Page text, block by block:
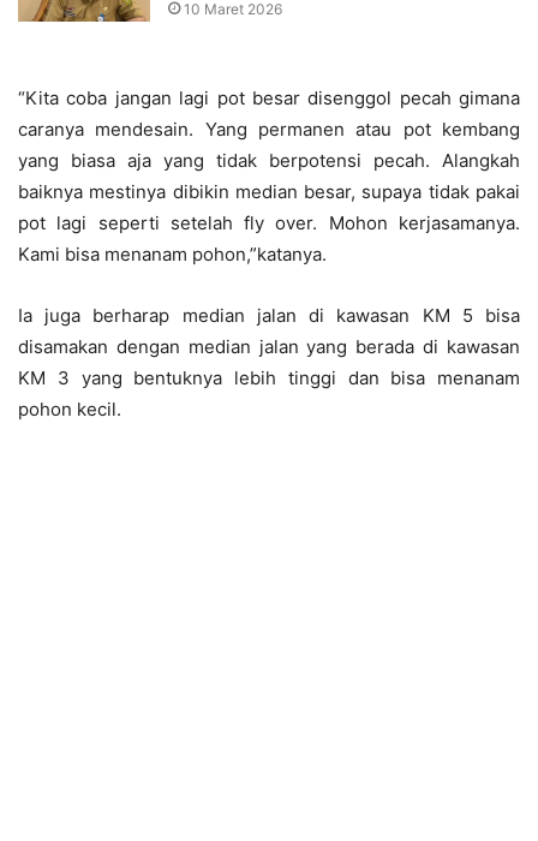
10 Maret 2026
“Kita coba jangan lagi pot besar disenggol pecah gimana
caranya mendesain. Yang permanen atau pot kembang
yang biasa aja yang tidak berpotensi pecah. Alangkah
baiknya mestinya dibikin median besar, supaya tidak pakai
pot lagi seperti setelah fly over. Mohon kerjasamanya.
Kami bisa menanam pohon,”katanya.
Ia juga berharap median jalan di kawasan KM 5 bisa
disamakan dengan median jalan yang berada di kawasan
KM 3 yang bentuknya lebih tinggi dan bisa menanam
pohon kecil.